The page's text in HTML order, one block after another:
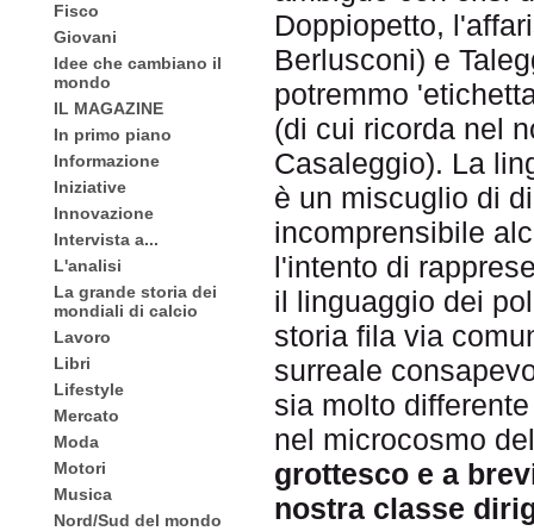
Fisco
Giovani
Idee che cambiano il
mondo
IL MAGAZINE
In primo piano
Informazione
Iniziative
Innovazione
Intervista a...
L'analisi
La grande storia dei
mondiali di calcio
Lavoro
Libri
Lifestyle
Mercato
Moda
Motori
Musica
Nord/Sud del mondo
Doppiopetto,
Berlusconi) e
potremmo
(di cui ricorda nel
Casaleggio). La
è un miscuglio di
incomprensibile
l'intento di
il linguaggio dei
storia fila via
surreale
sia molto
nel microcosmo
grottesco e a
nostra classe